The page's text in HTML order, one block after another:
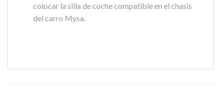
colocar la silla de coche compatible en el chasis
del carro Mysa.